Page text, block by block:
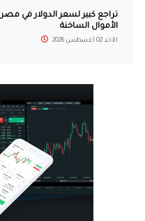
تراجع كبير لسعر الدولار في
الأموال الساخنة
الأحد 02 أغسطس 2026